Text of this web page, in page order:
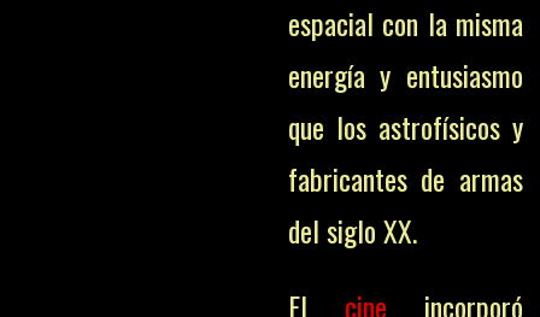
espacial con la misma
energía y entusiasmo
que los astrofísicos y
fabricantes de armas
del siglo XX.
El cine incorporó